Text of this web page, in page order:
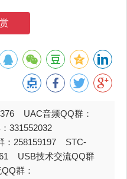
UAC音频QQ群：
331552032
：258159197 STC-
USB技术交流QQ群
群：